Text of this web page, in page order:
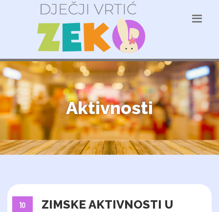
Aktivnosti
10
ZIMSKE AKTIVNOSTI U